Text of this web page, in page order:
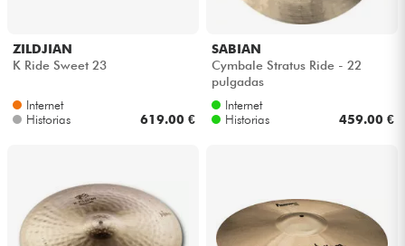
Luces
Batería y percusión
ZILDJIAN
K Ride Sweet 23
Internet
Historias
619.00 €
SABIAN
Cymbale Stratus Ride - 22
pulgadas
Internet
Historias
459.00 €